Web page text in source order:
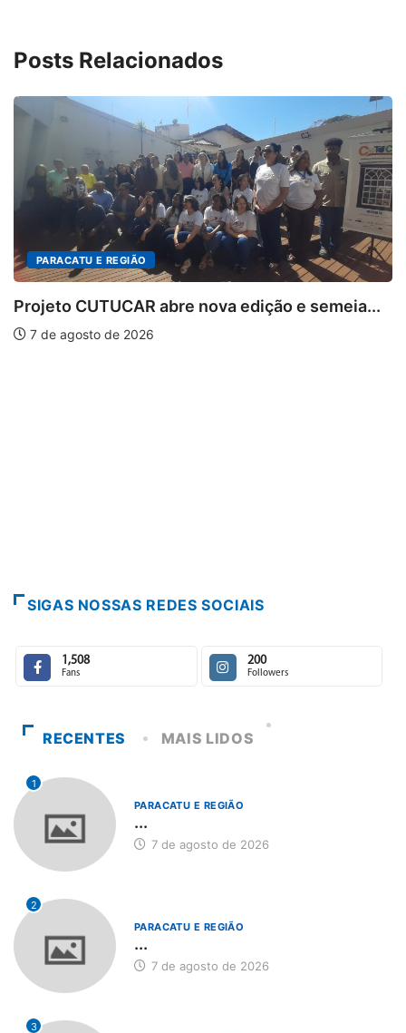
Posts Relacionados
abre nova edição e semeia...
SIGAS NOSSAS REDES SOCIAIS
1,508
Fans
200
Followers
RECENTES MAIS LIDOS
1
PARACATU E REGIÃO
...
7 de agosto de 2026
2
PARACATU E REGIÃO
...
7 de agosto de 2026
3